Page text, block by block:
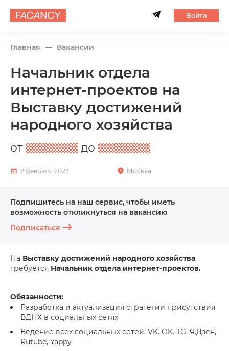
Войти
Главная Вакансии
Начальник отдела
интернет-проектов на
Выставку достижений
народного хозяйства
от до
2 февраля 2023 Москва
Подпишитесь на наш сервис, чтобы иметь
возможность откликнуться на вакансию
Подписаться
На Выставку достижений народного хозяйства
требуется Начальник отдела интернет-проектов.
Обязанности:
Разработка и актуализация стратегии присутствия
ВДНХ в социальных сетях
Ведение всех социальных сетей: VK. OK. TG, Я.Дзен,
Rutube, Yappy